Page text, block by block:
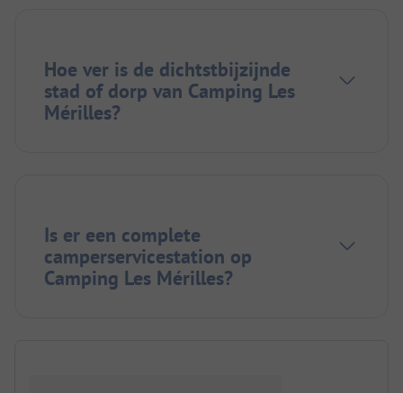
Hoe ver is de dichtstbijzijnde
stad of dorp van Camping Les
Mérilles?
Is er een complete
camperservicestation op
Camping Les Mérilles?